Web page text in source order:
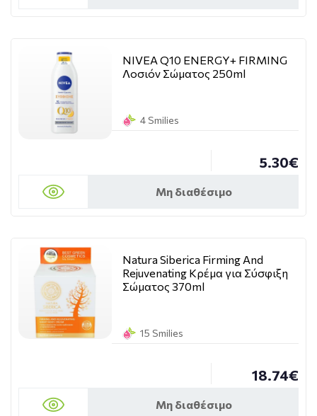
NIVEA Q10 ENERGY+ FIRMING
Λοσιόν Σώματος 250ml
4 Smilies
5.30€
Μη διαθέσιμο
Natura Siberica Firming And
Rejuvenating Κρέμα για Σύσφιξη
Σώματος 370ml
15 Smilies
18.74€
Μη διαθέσιμο